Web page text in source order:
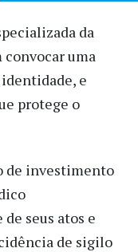
da
convocar uma
e
protege o
de investimento
seus atos e
de sigilo